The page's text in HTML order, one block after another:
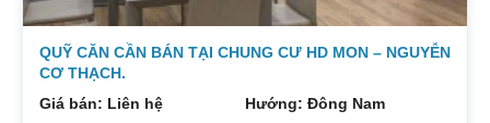
QUỸ CĂN CẦN BÁN TẠI CHUNG CƯ HD MON – NGUYỄN
CƠ THẠCH.
Giá bán: Liên hệ
Hướng: Đông Nam